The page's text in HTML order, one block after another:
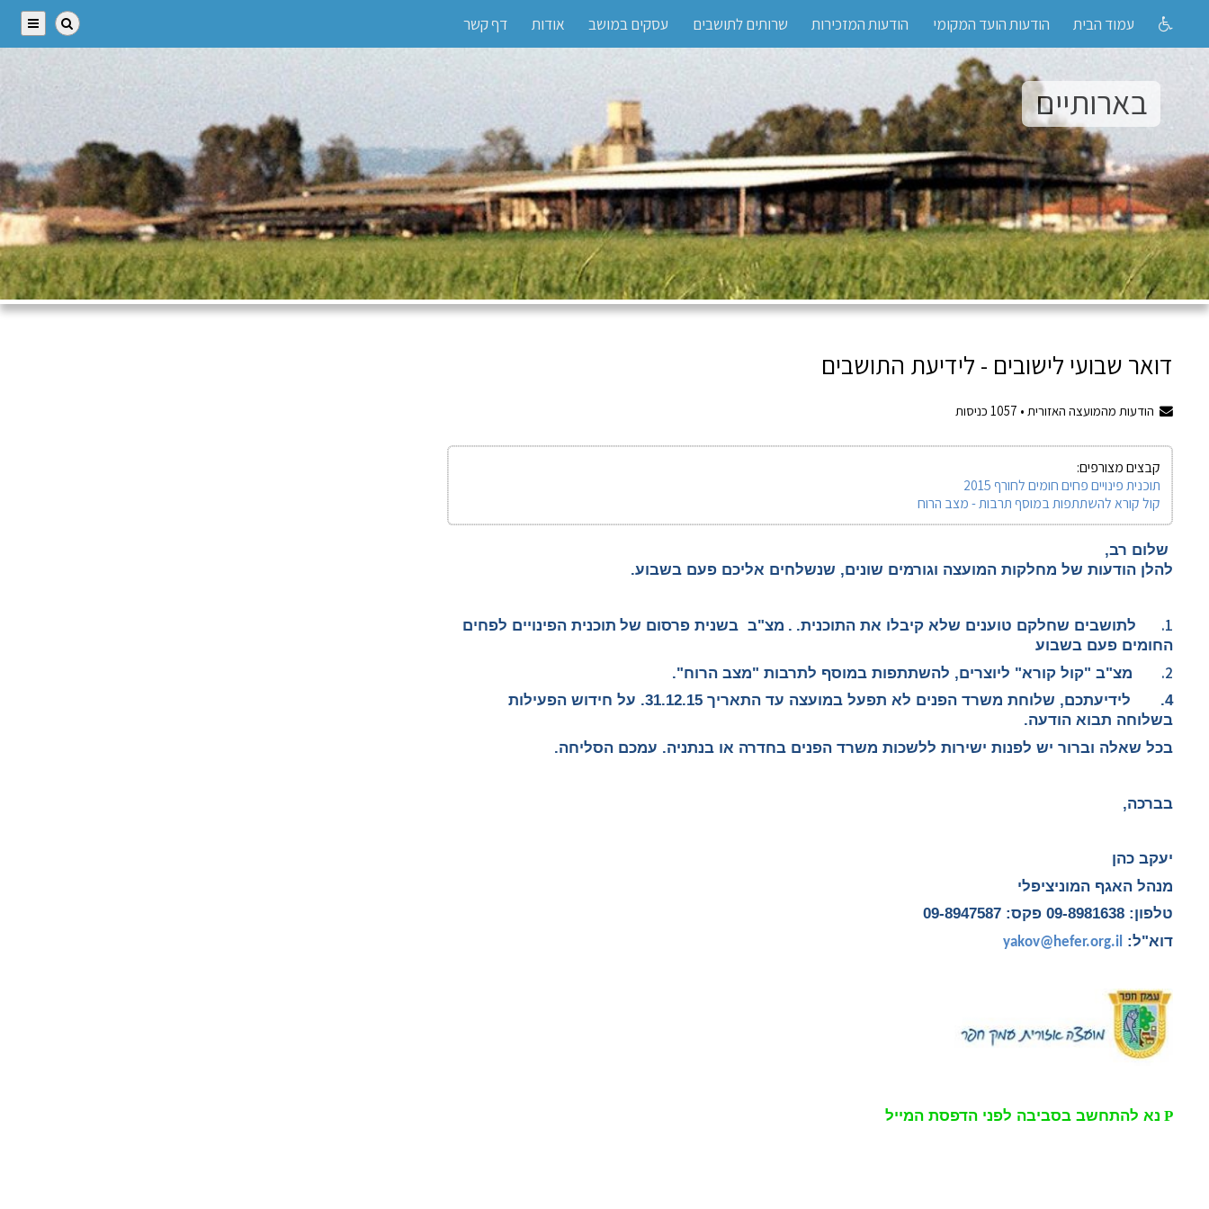
עמוד הבית הודעות הועד המקומי הודעות המזכירות שרותים לתושבים עסקים במושב אודות דף קשר
בארותיים
דואר שבועי לישובים - לידיעת התושבים
הודעות מהמועצה האזורית • 1057 כניסות
קבצים מצורפים:
תוכנית פינויים פחים חומים לחורף 2015
קול קורא להשתתפות במוסף תרבות - מצב הרוח
שלום רב,
להלן הודעות של מחלקות המועצה וגורמים שונים, שנשלחים אליכם פעם בשבוע.
1. לתושבים שחלקם טוענים שלא קיבלו את התוכנית. . מצ"ב בשנית פרסום של תוכנית הפינויים לפחים
החומים פעם בשבוע
2.
מצ"ב "קול קורא" ליוצרים, להשתתפות במוסף לתרבות "מצב הרוח".
4.
לידיעתכם, שלוחת משרד הפנים לא תפעל במועצה עד התאריך 31.12.15. על חידוש הפעילות
בשלוחה תבוא הודעה.
בכל שאלה וברור יש לפנות ישירות ללשכות משרד הפנים בחדרה או בנתניה. עמכם הסליחה.
בברכה,
יעקב כהן
מנהל האגף המוניציפלי
טלפון:09-8981638 פקס: 09-8947587
דוא"ל: yakov@hefer.org.il
P נא להתחשב בסביבה לפני הדפסת המייל